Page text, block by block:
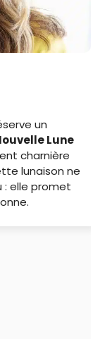
un
Lune
charnière
lunaison ne
: elle promet